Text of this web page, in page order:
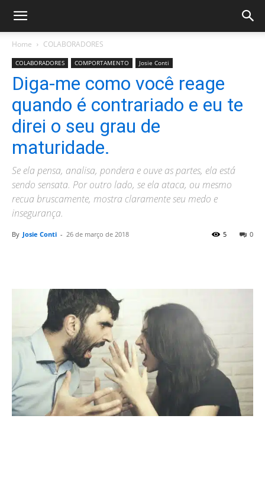
Home COLABORADORES
COLABORADORES COMPORTAMENTO Josie Conti
Diga-me como você reage
quando é contrariado e eu te
direi o seu grau de
maturidade.
Se ela pensa, analisa, pondera e ouve as partes, ela está
sendo sensata. Por outro lado, se ela ataca, ou mesmo
recua bruscamente, mostra claramente seu medo e
insegurança.
By Josie Conti - 26 de março de 2018 0
5